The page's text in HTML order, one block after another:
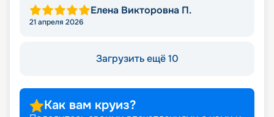
Елена Викторовна П.
21 апреля 2026
Загрузить ещё 10
Как вам круиз?